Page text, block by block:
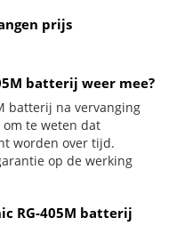
prijs
batterij weer mee?
batterij na vervanging
om te weten dat
worden over tijd.
op de werking
RG-405M batterij